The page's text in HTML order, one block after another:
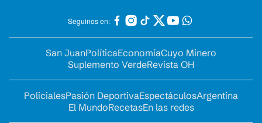
Seguinos en:
San JuanPolíticaEconomíaCuyo Minero
Suplemento VerdeRevista OH
PolicialesPasión DeportivaEspectáculosArgentina
El MundoRecetasEn las redes